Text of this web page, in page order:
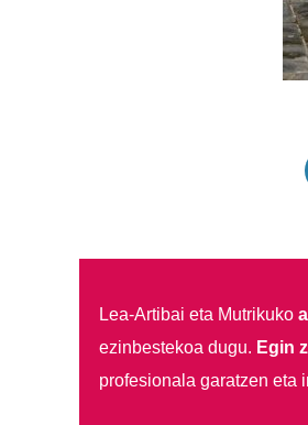
Lea-Artibai eta Mutrikuko
ezinbestekoa dugu. Egin
profesionala garatzen eta